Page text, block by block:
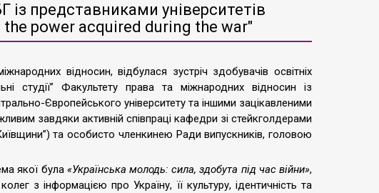
із представниками університетів
the power acquired during the war"
відносин, відбулася зустріч здобувачів освітніх
студії” Факультету права та міжнародних відносин із
Європейського університету та іншими зацікавленими
завдяки активній співпраці кафедри зі стейкголдерами
та особисто членкинею Ради випускників, головою
якої була «Українська молодь: сила, здобута під час війни»,
з інформацією про Україну, її культуру, ідентичність та